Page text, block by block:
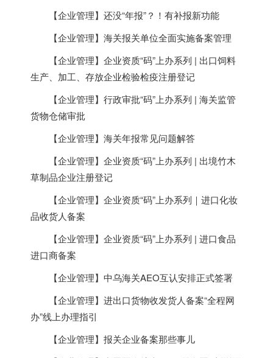
【企业管理】还没“年报”？！有补报新功能
【企业管理】海关报关单位全面实施备案管理
【企业管理】企业资质“码”上办系列 | 出口饲料
生产、加工、存放企业检验检疫注册登记
【企业管理】行政审批“码”上办系列 | 海关监管
货物仓储审批
【企业管理】海关年报常见问题解答
【企业管理】企业资质“码”上办系列 | 出境竹木
草制品企业注册登记
【企业管理】企业资质“码”上办系列｜进口化妆
品收货人备案
【企业管理】企业资质“码”上办系列 | 进口食品
进口商备案
【企业管理】中乌海关AEO互认安排正式签署
【企业管理】进出口货物收发货人备案“全程网
办”线上办理指引
【企业管理】报关企业备案那些事儿